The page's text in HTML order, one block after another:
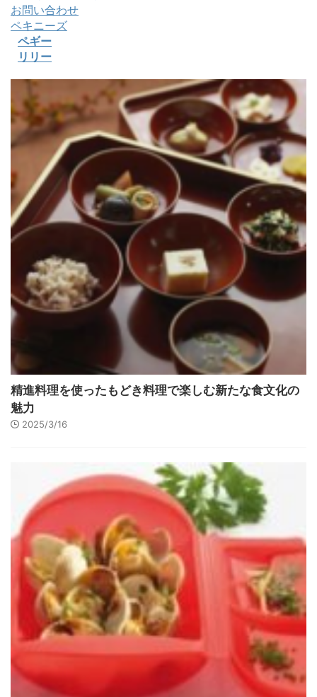
お問い合わせ
ペキニーズ
ペギー
リリー
精進料理を使ったもどき料理で楽しむ新たな食文化の
魅力
2025/3/16